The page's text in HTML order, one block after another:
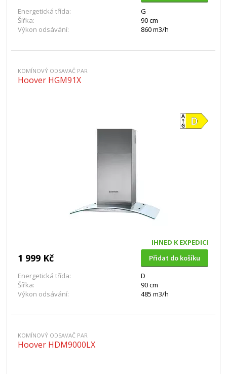
Energetická třída:
G
Šířka:
90 cm
Výkon odsávání:
860 m3/h
KOMÍNOVÝ ODSAVAČ PAR
Hoover HGM91X
IHNED K EXPEDICI
1 999 Kč
Přidat do košíku
Energetická třída:
D
Šířka:
90 cm
Výkon odsávání:
485 m3/h
KOMÍNOVÝ ODSAVAČ PAR
Hoover HDM9000LX